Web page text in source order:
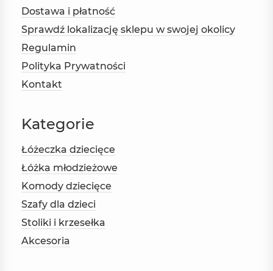
Dostawa i płatność
Sprawdź lokalizację sklepu w swojej okolicy
Regulamin
Polityka Prywatności
Kontakt
Kategorie
Łóżeczka dziecięce
Łóżka młodzieżowe
Komody dziecięce
Szafy dla dzieci
Stoliki i krzesełka
Akcesoria